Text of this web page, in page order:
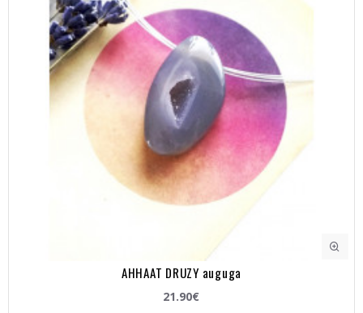
AHHAAT DRUZY auguga
21.90€